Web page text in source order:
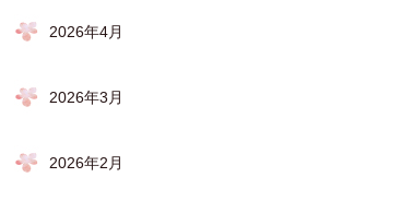
2026年4月
2026年3月
2026年2月